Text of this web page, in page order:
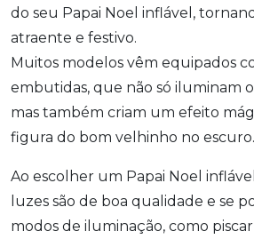
do seu Papai Noel inflável,
atraente e festivo.
Muitos modelos vêm equipados
embutidas, que não só iluminam
mas também criam um efeito
figura do bom velhinho no escuro.
Ao escolher um Papai Noel
luzes são de boa qualidade e se
modos de iluminação, como